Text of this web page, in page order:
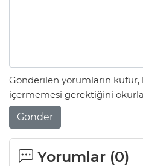
Gönderilen yorumların
içermemesi gerektiğini
Gönder
Yorumlar (0)